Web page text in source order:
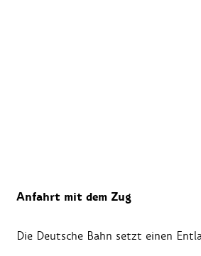
Anfahrt mit dem Zug
Die Deutsche Bahn setzt einen